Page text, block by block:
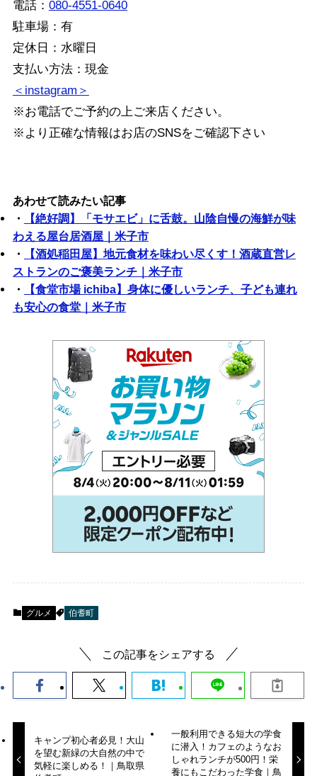
電話： 080-4551-0640
駐車場：有
定休日：水曜日
支払い方法：現金
＜instagram＞
※お電話でご予約の上ご来店ください。
※より正確な情報はお店のSNSをご確認下さい
あわせて読みたい記事
・
【絶好調】「モサエビ」に舌鼓。山陰自慢の海鮮が味
わえる屋台居酒屋｜米子市
・
【酒処稲田屋】地元食材を味わい尽くす！酒蔵直営レ
ストランのご褒美ランチ｜米子市
・
【食堂市場 ichiba】身体に優しいランチ、子ども連れ
も安心の食堂｜米子市
グルメ 伯耆町
この記事をシェアする
キャンプ初心者必見！大山
を望む新緑の大自然の中で
気軽に楽しめる！｜鳥取県
一般利用できる短大の学食
に潜入！カフェのようなお
しゃれランチが500円！栄
養にもこだわった学食｜鳥